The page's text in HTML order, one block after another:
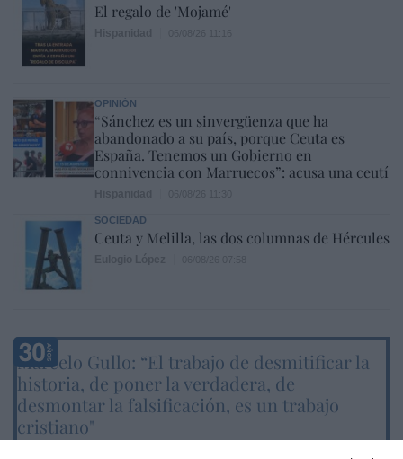
El regalo de 'Mojamé'
OPINIÓN
“Sánchez es un sinvergüenza que ha
abandonado a su país, porque Ceuta es
España. Tenemos un Gobierno en
connivencia con Marruecos”: acusa una ceutí
SOCIEDAD
Ceuta y Melilla, las dos columnas de Hércules
Marcelo Gullo: “El trabajo de desmitificar la
historia, de poner la verdadera, de
desmontar la falsificación, es un trabajo
cristiano"